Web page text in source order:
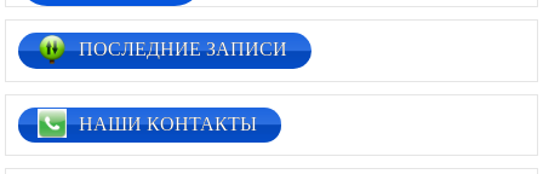
ПОСЛЕДНИЕ ЗАПИСИ
НАШИ КОНТАКТЫ